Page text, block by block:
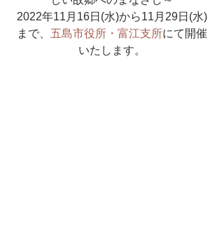
2022年11月16日(水)から11月29日(水)
まで、 五島市役所・富江支所にて開催
いたします。